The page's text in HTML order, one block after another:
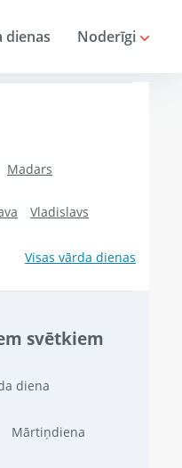
dienas Noderīgi
Madars
Vladislavs
Visas vārda dienas
svētkiem
diena
Mārtiņdiena